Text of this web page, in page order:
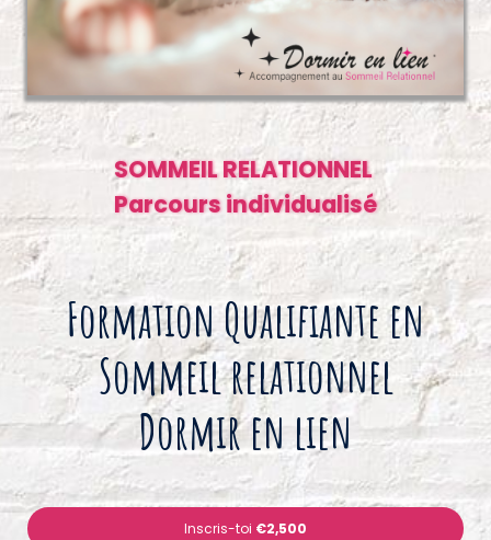
SOMMEIL RELATIONNEL
Parcours individualisé
Formation Qualifiante en
Sommeil relationnel
Dormir en lien
Inscris-toi €2,500